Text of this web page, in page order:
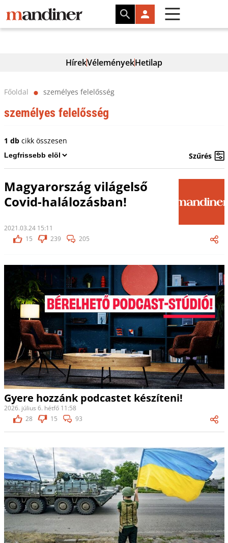
HírekVéleményekHetilap
Főoldal ⬤ személyes felelősség
személyes felelősség
1 dbcikk összesen
Szűrés
Magyarország világelső
Covid-halálozásban!
2021.03.24 15:11
15
239 205
Gyere hozzánk podcastet készíteni!
2026. július 6. hétfő 11:58
28
15 93